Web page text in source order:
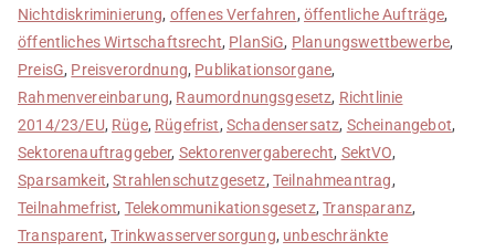
Nichtdiskriminierung, offenes Verfahren, öffentliche Aufträge,
öffentliches Wirtschaftsrecht, PlanSiG, Planungswettbewerbe,
PreisG, Preisverordnung, Publikationsorgane,
Rahmenvereinbarung, Raumordnungsgesetz, Richtlinie
2014/23/EU, Rüge, Rügefrist, Schadensersatz, Scheinangebot,
Sektorenauftraggeber, Sektorenvergaberecht, SektVO,
Sparsamkeit,Strahlenschutzgesetz, Teilnahmeantrag,
Teilnahmefrist, Telekommunikationsgesetz,Transparanz,
Transparent,Trinkwasserversorgung, unbeschränkte